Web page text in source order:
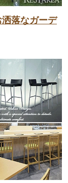
落なガーデ